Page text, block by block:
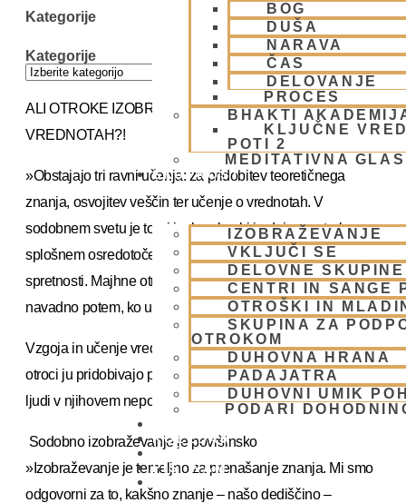
BOG
DUŠA
NARAVA
ČAS
DELOVANJE
PROCES
BHAKTI
KLJUČNE
POTI 2
MEDITATIVNA
SKUPNOST
IZOBRAŽEVANJE
VKLJUČI SE
DELOVNE SKUPINE
CENTRI IN SANGE
OTROŠKI IN
SKUPINA ZA
OTROKOM
DUHOVNA HRANA
PADAJATRA
DUHOVNI UMIK
PODARI
KOLEDAR
VAŠA VPRAŠANJA
PIŠI NAM
Kategorije
Kategorije
ALI OTROKE IZOBRAZIMO TUDI O PRAVIH
VREDNOTAH?!
»Obstajajo tri ravni učenja: za pridobitev teoretičnega
znanja, osvojitev veščin ter učenje o vrednotah. V
sodobnem svetu je torej izobrazba, ki jo dajemo otrokom, v
splošnem osredotočena na poklicno, strokovno znanje in
spretnosti. Majhne otroke učimo raznoliko znanje, ki ga
navadno potem, ko uspešno dokončajo šolo, pozabijo.«
Vzgoja in učenje vrednot se dogajata na različnih ravneh,
otroci ju pridobivajo predvsem skozi opazovanje vedenja
ljudi v njihovem neposrednem okolju, in ne le v učilnici.
Sodobno izobraževanje je površinsko
»Izobraževanje je temeljno za prenašanje znanja. Mi smo
odgovorni za to, kakšno znanje – našo dediščino –